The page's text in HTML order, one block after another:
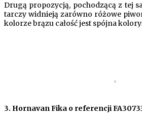
Drugą propozycją, pochodzącą z tej
tarczy widnieją zarówno różowe
kolorze brązu całość jest spójna
3. Hornavan Fika o referencji